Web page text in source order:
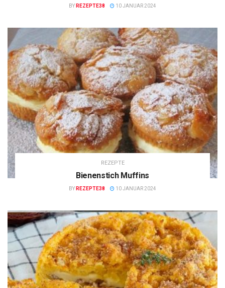
BY REZEPTE38 10 JANUAR 2024
REZEPTE
Bienenstich Muffins
BY REZEPTE38 10 JANUAR 2024